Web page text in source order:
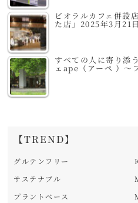
ビオラルカフェ併設
た店」2025年3月21
すべての人に寄り添
ェape（アーペ ）～
【TREND】
グルテンフリー
サステナブル
プラントベース